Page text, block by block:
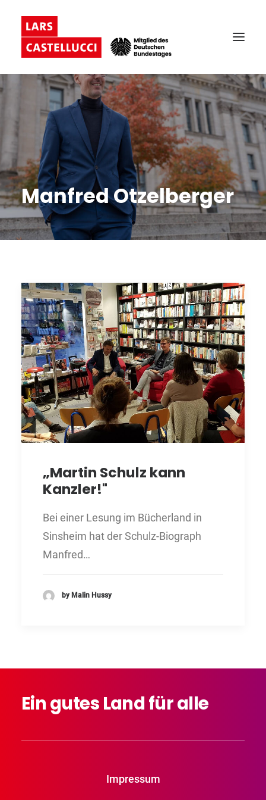
Manfred Otzelberger
„Martin Schulz kann
Kanzler!"
Bei einer Lesung im Bücherland in
Sinsheim hat der Schulz-Biograph
Manfred…
by Malin Hussy
EingutesLandfüralle
Impressum